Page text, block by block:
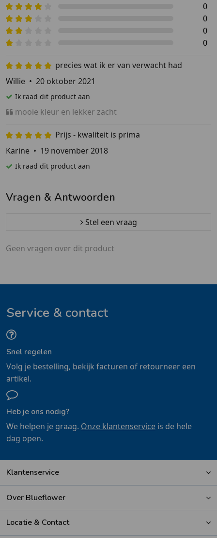
0
0
0
0
precies wat ik er van verwacht had
Willie • 20 oktober 2021
Ik raad dit product aan
mooie kleur en lekker zacht
Prijs - kwaliteit is prima
Karine • 19 november 2018
Ik raad dit product aan
Vragen & Antwoorden
Stel een vraag
Geen vragen over dit product
Service & contact
Snel regelen
Volg je bestelling, bekijk facturen of retourneer een
artikel.
Heb je ons nodig?
We helpen je graag. Onze klantenserviceis de hele
dag open.
Klantenservice
Over Blueflower
Locatie & Contact